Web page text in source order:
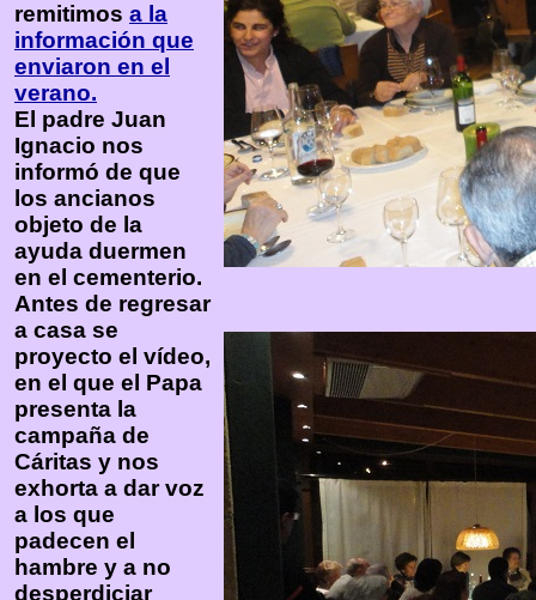
remitimos a la
información que
enviaron en el
verano.
El padre Juan
Ignacio nos
informó de que
los ancianos
objeto de la
ayuda duermen
en el cementerio.
Antes de regresar
a casa se
proyecto el vídeo,
en el que el Papa
presenta la
campaña de
Cáritas y nos
exhorta a dar voz
a los que
padecen el
hambre y a no
desperdiciar